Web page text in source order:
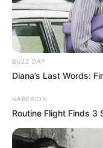
BUZZ DAY
Diana’s Last Words:
HABERION
Routine Flight Finds 3